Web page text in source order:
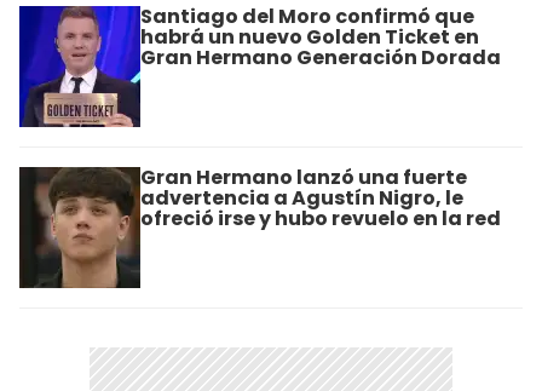
Santiago del Moro confirmó que
habrá un nuevo Golden Ticket en
Gran Hermano Generación Dorada
Gran Hermano lanzó una fuerte
advertencia a Agustín Nigro, le
ofreció irse y hubo revuelo en la red